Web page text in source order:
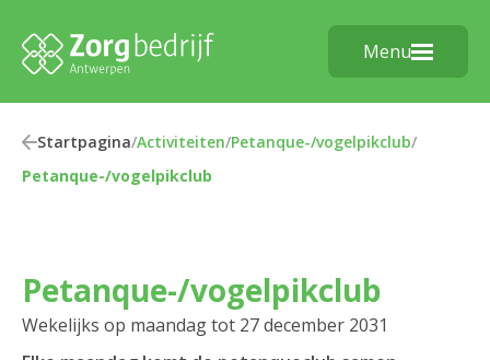
Menu
Startpagina/Activiteiten/Petanque-/vogelpikclub/
Petanque-/vogelpikclub
Petanque-/vogelpikclub
Wekelijks op maandag tot 27 december 2031